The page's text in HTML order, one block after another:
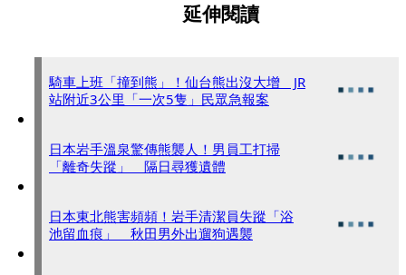
延伸閱讀
騎車上班「撞到熊」！仙台熊出沒大增 JR
站附近3公里「一次5隻」民眾急報案
日本岩手溫泉驚傳熊襲人！男員工打掃
「離奇失蹤」 隔日尋獲遺體
日本東北熊害頻頻！岩手清潔員失蹤「浴
池留血痕」 秋田男外出遛狗遇襲